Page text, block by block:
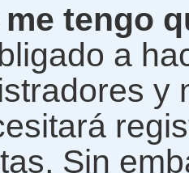
tengo
a
y
Sin